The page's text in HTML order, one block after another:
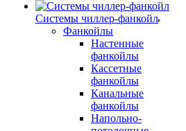
Системы чиллер-фанкойл
Фанкойлы
Настенные
фанкойлы
Кассетные
фанкойлы
Канальные
фанкойлы
Напольно-